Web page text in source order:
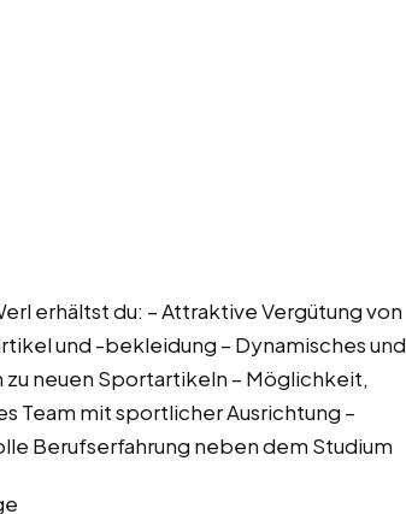
erhältst du: – Attraktive Vergütung von
und -bekleidung – Dynamisches und
neuen Sportartikeln – Möglichkeit,
Team mit sportlicher Ausrichtung –
Berufserfahrung neben dem Studium